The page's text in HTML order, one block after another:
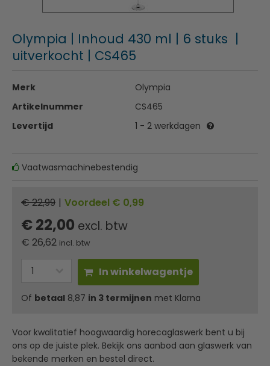
Olympia | Inhoud 430 ml | 6 stuks |
uitverkocht | CS465
Merk
Olympia
Artikelnummer
CS465
Levertijd
1 - 2 werkdagen
Vaatwasmachinebestendig
€ 22,99 | Voordeel € 0,99
€ 22,00 excl. btw
€ 26,62 incl. btw
In winkelwagentje
Of betaal 8,87 in 3 termijnen met Klarna
Voor kwalitatief hoogwaardig horecaglaswerk bent u bij
ons op de juiste plek. Bekijk ons aanbod aan glaswerk van
bekende merken en bestel direct.